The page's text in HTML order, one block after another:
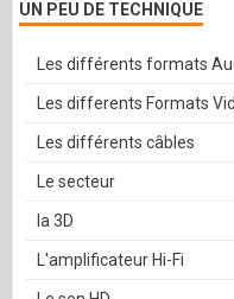
UN PEU DE TECHNIQUE
Les différents formats
Les differents Formats
Les différents câbles
Le secteur
la 3D
L'amplificateur Hi-Fi